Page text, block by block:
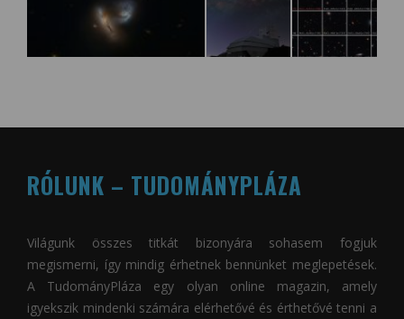
RÓLUNK – TUDOMÁNYPLÁZA
Világunk összes titkát bizonyára sohasem fogjuk
megismerni, így mindig érhetnek bennünket meglepetések.
A TudományPláza egy olyan online magazin, amely
igyekszik mindenki számára elérhetővé és érthetővé tenni a